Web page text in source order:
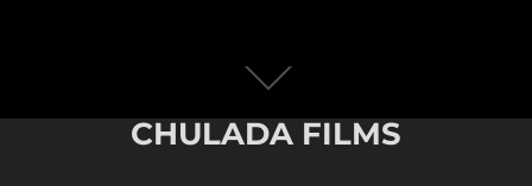
Scroll
abajo
para
CHULADA FILMS